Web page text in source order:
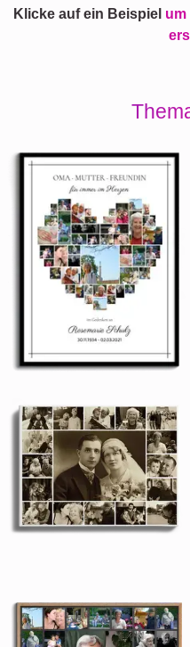
Klicke auf ein Beispiel um